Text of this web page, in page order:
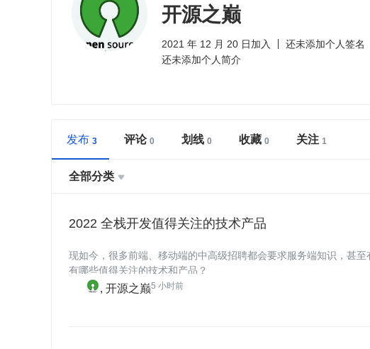
开源之巅
2021 年 12 月 20 日加入
还未添加个人签名
还未添加个人简介
发布 评论 划线 收藏 关注
全部分类 
2022 全栈开发值得关注的技术产品
现如今，很多前端、移动端的中高级招聘都会要求服务端知识，甚
有哪些值得关注的技术和产品？
开源之巅5 小时前